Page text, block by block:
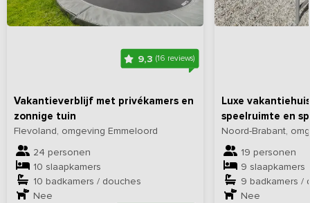
9,3(16 reviews)
Vakantieverblijf met privékamers en
zonnige tuin
Flevoland, omgeving Emmeloord
24 personen
10 slaapkamers
10 badkamers / douches
Nee
Luxe
speelruimte en
Noord-Brabant,
19 personen
9 slaapkamers
9 badkamers /
Nee